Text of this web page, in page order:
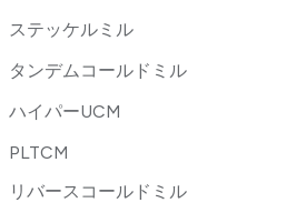
ステッケルミル
タンデムコールドミル
ハイパーUCM
PLTCM
リバースコールドミル